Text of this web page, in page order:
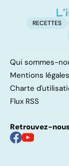
RECETTES
Qui sommes-
Mentions légales
Charte
Flux RSS
Retrouvez-